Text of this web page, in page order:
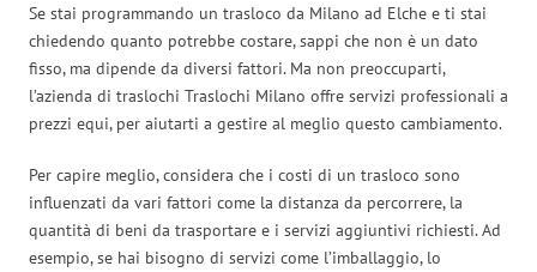
Se stai programmando un trasloco da Milano ad Elche e ti stai
chiedendo quanto potrebbe costare, sappi che non è un dato
fisso, ma dipende da diversi fattori. Ma non preoccuparti,
l’azienda di traslochi Traslochi Milano offre servizi professionali a
prezzi equi, per aiutarti a gestire al meglio questo cambiamento.
Per capire meglio, considera che i costi di un trasloco sono
influenzati da vari fattori come la distanza da percorrere, la
quantità di beni da trasportare e i servizi aggiuntivi richiesti. Ad
esempio, se hai bisogno di servizi come l’imballaggio, lo